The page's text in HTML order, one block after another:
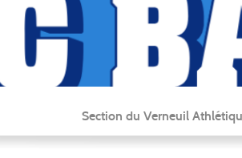
Section du Verneuil